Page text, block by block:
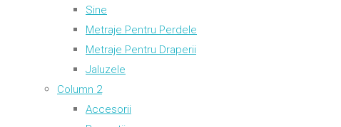
Sine
Metraje Pentru Perdele
Metraje Pentru Draperii
Jaluzele
Column 2
Accesorii